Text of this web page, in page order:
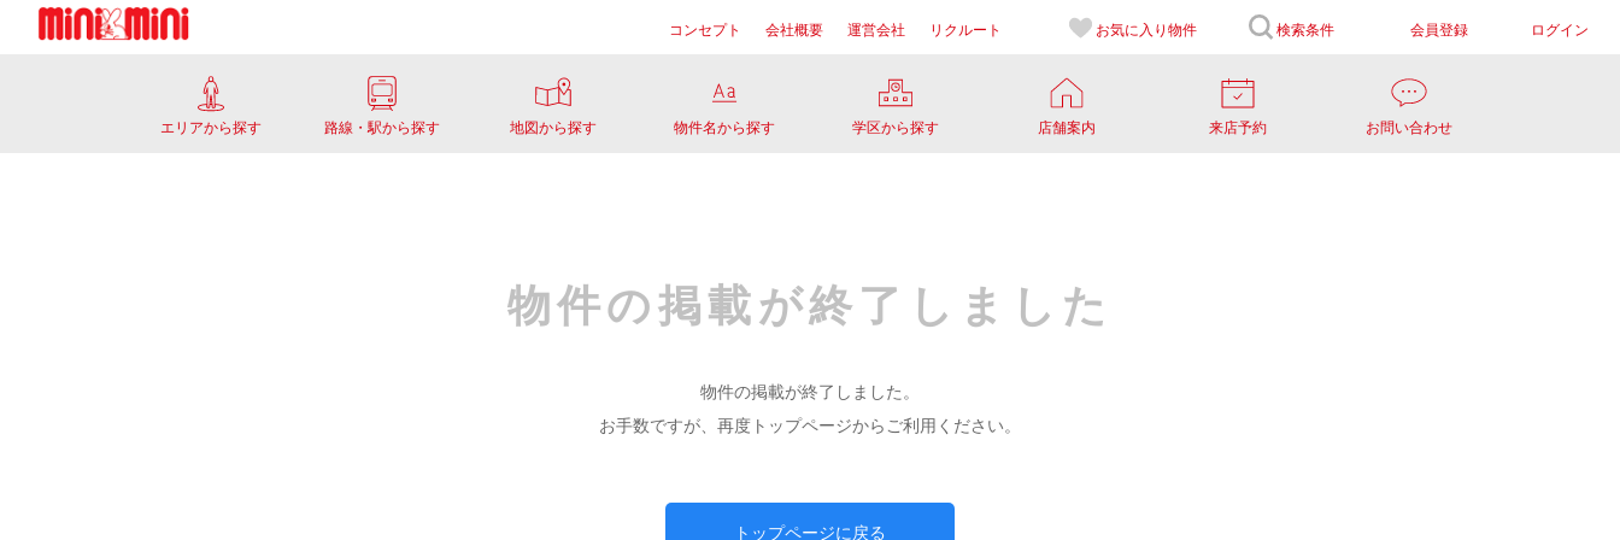
コンセプト 会社概要 運営会社 リクルート お気に入り 物件 検索条件 会員登録 ログイン
エリアから探す 路線・駅から探す 地図から探す 物件名から探す 学区から探す 店舗案内 来店予約 お問い合わせ
物件の掲載が終了しました
物件の掲載が終了しました。
お手数ですが、再度トップページからご利用ください。
トップページに戻る